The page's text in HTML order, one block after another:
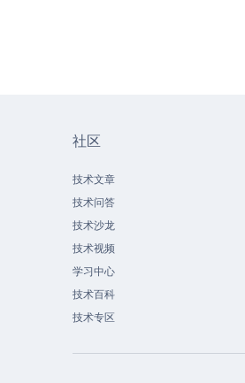
社区
技术文章
技术问答
技术沙龙
技术视频
学习中心
技术百科
技术专区